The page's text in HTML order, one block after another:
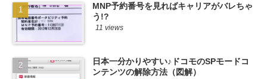
MNP予約番号を見ればキャリアがバレちゃ
う!?
11 views
日本一分かりやすい♪ドコモのSPモードコ
ンテンツの解除方法（図解）